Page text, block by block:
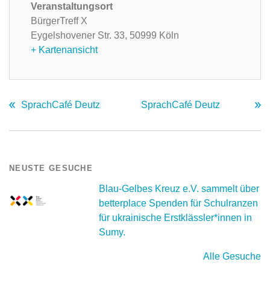
Veranstaltungsort
BürgerTreff X
Eygelshovener Str. 33, 50999 Köln
+ Kartenansicht
SprachCafé Deutz SprachCafé Deutz
NEUSTE GESUCHE
Blau-Gelbes Kreuz e.V. sammelt über
betterplace Spenden für Schulranzen
für ukrainische Erstklässler*innen in
Sumy.
Alle Gesuche